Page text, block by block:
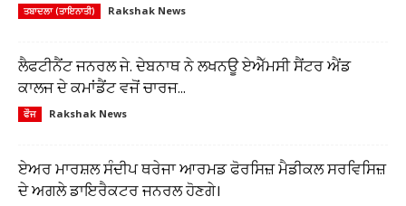
ਤਬਾਦਲਾ (ਤਾਇਨਾਤੀ) Rakshak News
ਲੈਫਟੀਨੈਂਟ ਜਨਰਲ ਜੇ. ਦੇਬਨਾਥ ਨੇ ਲਖਨਊ ਏਐੱਮਸੀ ਸੈਂਟਰ ਐਂਡ
ਕਾਲਜ ਦੇ ਕਮਾਂਡੈਂਟ ਵਜੋਂ ਚਾਰਜ...
ਫੌਜ Rakshak News
ਏਅਰ ਮਾਰਸ਼ਲ ਸੰਦੀਪ ਥਰੇਜਾ ਆਰਮਡ ਫੋਰਸਿਜ਼ ਮੈਡੀਕਲ ਸਰਵਿਸਿਜ਼
ਦੇ ਅਗਲੇ ਡਾਇਰੈਕਟਰ ਜਨਰਲ ਹੋਣਗੇ।